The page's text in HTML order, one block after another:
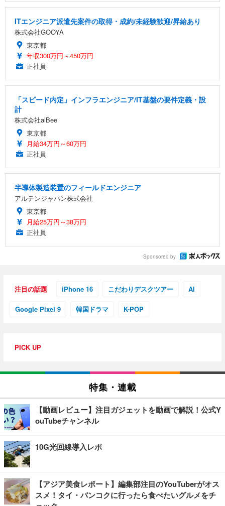
ITエンジニア派遣先案件の取得・成約/未経験歓迎/昇給あり
株式会社GOOYA
東京都
年収300万円～450万円
正社員
「スピード内定」インフラエンジニア/IT基盤の要件定義・設
計
株式会社alBee
東京都
月給34万円～60万円
正社員
半導体製造装置のフィールドエンジニア
アルテンジャパン株式会社
東京都
月給25万円～38万円
正社員
Sponsored by
注目の話題 iPhone 16 こだわりデスクツアー AI
Google Pixel 9 韓国ドラマ K-POP
PICK UP
特集・連載
【動画レビュー】注目ガジェットを動画で解説！公式Y
ouTubeチャンネル
10G光回線導入レポ
【アジア美食レポート】編集部注目のYouTuberがオス
スメ！タイ・バンコクに行ったら食べたいグルメをチ